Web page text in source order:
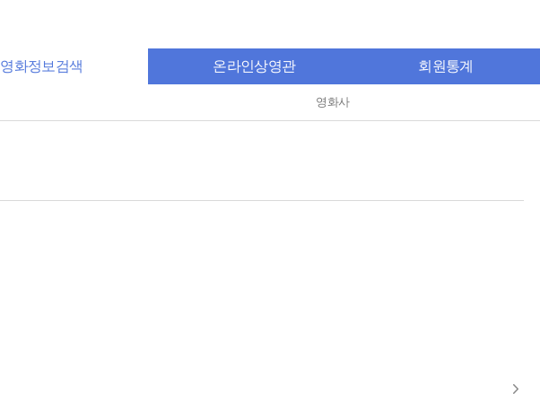
영화정보검색 온라인상영관 회원통계
영화사